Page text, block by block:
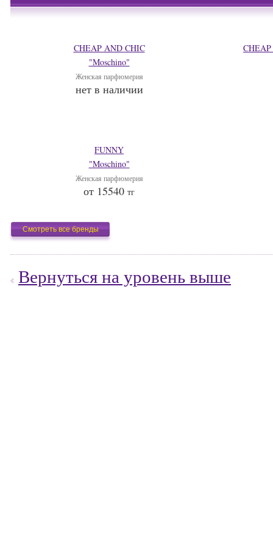
CHEAP AND CHIC
"Moschino"
Женская парфюмерия
нет в наличии
FUNNY
"Moschino"
Женская парфюмерия
от 15540 тг
Смотреть все бренды
Вернуться на уровень выше